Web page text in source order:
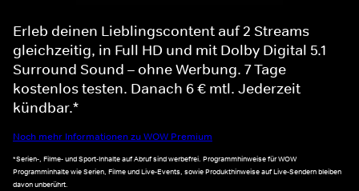
Erleb deinen Lieblingscontent auf 2 Streams
gleichzeitig, in Full HD und mit Dolby Digital 5.1
Surround Sound – ohne Werbung. 7 Tage
kostenlos testen. Danach 6 € mtl. Jederzeit
kündbar.*
Noch mehr Informationen zu WOW Premium
*Serien-, Filme- und Sport-Inhalte auf Abruf sind werbefrei. Programmhinweise für WOW
Programminhalte wie Serien, Filme und Live-Events, sowie Produkthinweise auf Live-Sendern bleiben
davon unberührt.